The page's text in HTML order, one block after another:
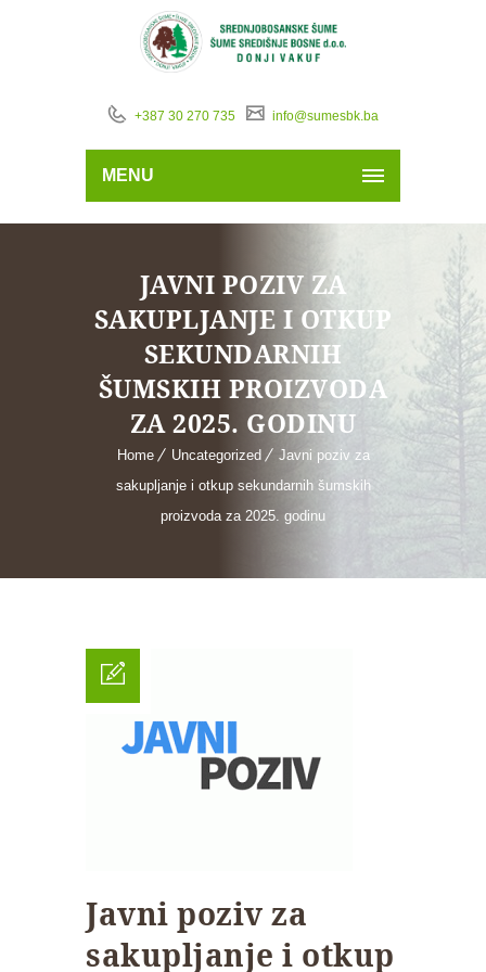
+387 30 270 735 info@sumesbk.ba
MENU
JAVNI POZIV ZA
SAKUPLJANJE I OTKUP
SEKUNDARNIH
ŠUMSKIH PROIZVODA
ZA 2025. GODINU
Home Uncategorized
Javni poziv za
sakupljanje i otkup sekundarnih šumskih
proizvoda za 2025. godinu
Javni poziv za
sakupljanje i otkup